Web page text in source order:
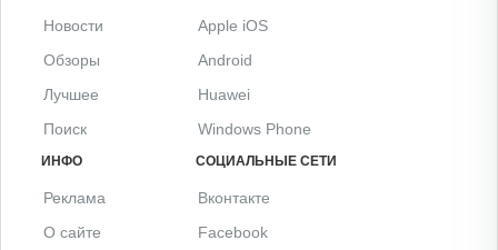
Новости
Обзоры
Лучшее
Поиск
Apple iOS
Android
Huawei
Windows Phone
ИНФО
Реклама
О сайте
СОЦИАЛЬНЫЕ СЕТИ
Вконтакте
Facebook